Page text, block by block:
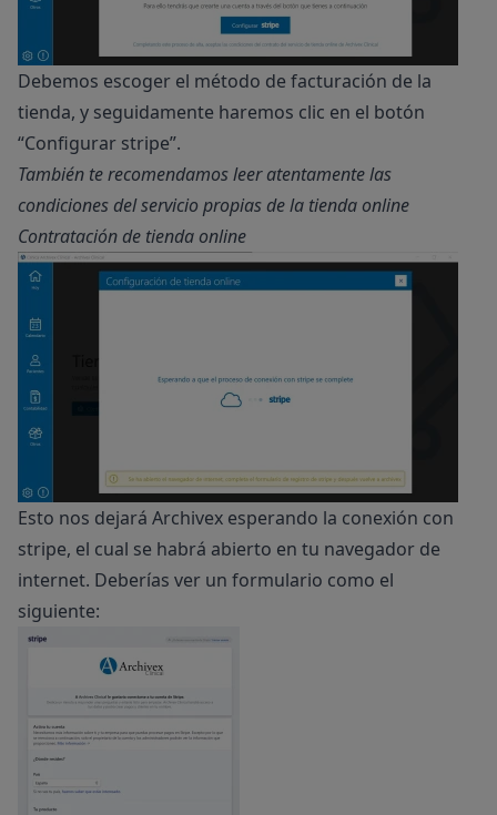
Debemos escoger el método de facturación de la
tienda, y seguidamente haremos clic en el botón
“Configurar stripe”.
También te recomendamos leer atentamente las
condiciones del servicio propias de la tienda online
Contratación de tienda online
Esto nos dejará Archivex esperando la conexión con
stripe, el cual se habrá abierto en tu navegador de
internet. Deberías ver un formulario como el
siguiente: